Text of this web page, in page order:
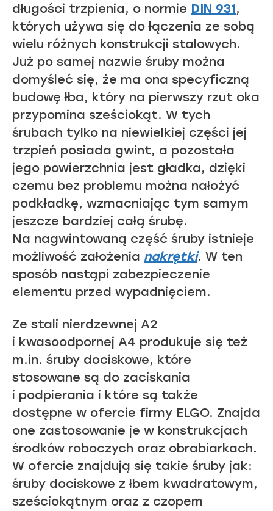
długości trzpienia, o normie DIN 931,
których używa się do łączenia ze sobą
wielu różnych konstrukcji stalowych.
Już po samej nazwie śruby można
domyśleć się, że ma ona specyficzną
budowę łba, który na pierwszy rzut oka
przypomina sześciokąt. W tych
śrubach tylko na niewielkiej części jej
trzpień posiada gwint, a pozostała
jego powierzchnia jest gładka, dzięki
czemu bez problemu można nałożyć
podkładkę, wzmacniając tym samym
jeszcze bardziej całą śrubę.
Na nagwintowaną część śruby istnieje
możliwość założenia nakrętki. W ten
sposób nastąpi zabezpieczenie
elementu przed wypadnięciem.
Ze stali nierdzewnej A2
i kwasoodpornej A4 produkuje się też
m.in. śruby dociskowe, które
stosowane są do zaciskania
i podpierania i które są także
dostępne w ofercie firmy ELGO. Znajda
one zastosowanie je w konstrukcjach
środków roboczych oraz obrabiarkach.
W ofercie znajdują się takie śruby jak:
śruby dociskowe z łbem kwadratowym,
sześciokątnym oraz z czopem